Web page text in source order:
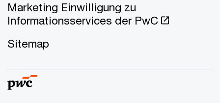
Marketing Einwilligung zu
Informationsservices der PwC
Sitemap